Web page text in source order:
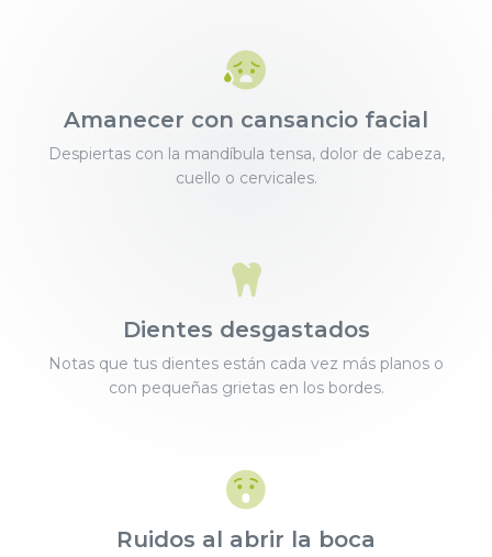
Amanecer con cansancio facial
Despiertas con la mandíbula tensa, dolor de cabeza,
cuello o cervicales.
Dientes desgastados
Notas que tus dientes están cada vez más planos o
con pequeñas grietas en los bordes.
Ruidos al abrir la boca